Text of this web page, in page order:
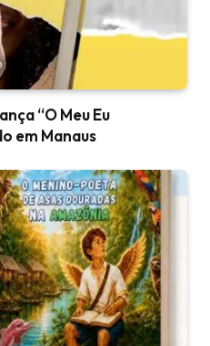
“O Meu Eu
em Manaus